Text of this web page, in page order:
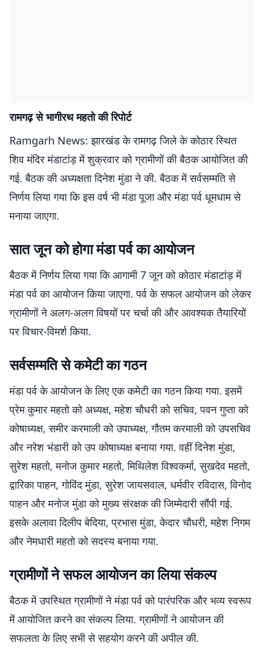
रामगढ़ से भागीरथ महतो की रिपोर्ट
Ramgarh News: झारखंड के रामगढ़ जिले के कोठार स्थित
शिव मंदिर मंडाटांड़ में शुक्रवार को ग्रामीणों की बैठक आयोजित की
गई. बैठक की अध्यक्षता दिनेश मुंडा ने की. बैठक में सर्वसम्मति से
निर्णय लिया गया कि इस वर्ष भी मंडा पूजा और मंडा पर्व धूमधाम से
मनाया जाएगा.
सात जून को होगा मंडा पर्व का आयोजन
बैठक में निर्णय लिया गया कि आगामी 7 जून को कोठार मंडाटांड़ में
मंडा पर्व का आयोजन किया जाएगा. पर्व के सफल आयोजन को लेकर
ग्रामीणों ने अलग-अलग विषयों पर चर्चा की और आवश्यक तैयारियों
पर विचार-विमर्श किया.
सर्वसम्मति से कमेटी का गठन
मंडा पर्व के आयोजन के लिए एक कमेटी का गठन किया गया. इसमें
प्रेम कुमार महतो को अध्यक्ष, महेश चौधरी को सचिव, पवन गुप्ता को
कोषाध्यक्ष, समीर करमाली को उपाध्यक्ष, गौतम करमाली को उपसचिव
और नरेश भंडारी को उप कोषाध्यक्ष बनाया गया. वहीं दिनेश मुंडा,
सुरेश महतो, मनोज कुमार महतो, मिथिलेश विश्वकर्मा, सुखदेव महतो,
द्वारिका पाहन, गोविंद मुंडा, सुरेश जायसवाल, धर्मवीर रविदास, विनोद
पाहन और मनोज मुंडा को मुख्य संरक्षक की जिम्मेदारी सौंपी गई.
इसके अलावा दिलीप बेदिया, प्रभास मुंडा, केदार चौधरी, महेश निगम
और नेमधारी महतो को सदस्य बनाया गया.
ग्रामीणों ने सफल आयोजन का लिया संकल्प
बैठक में उपस्थित ग्रामीणों ने मंडा पर्व को पारंपरिक और भव्य स्वरूप
में आयोजित करने का संकल्प लिया. ग्रामीणों ने आयोजन की
सफलता के लिए सभी से सहयोग करने की अपील की.